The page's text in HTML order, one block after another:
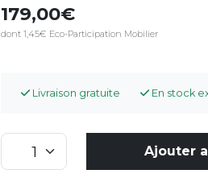
179,00
dont 1,45€ Eco-Participation Mobilier
Livraison gratuite En stock
Ajouter